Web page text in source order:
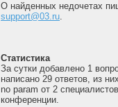
О найденных недочетах
support@03.ru.
Статистика
За сутки добавлено 1
написано 29 ответов, из
no param от 2
конференции.